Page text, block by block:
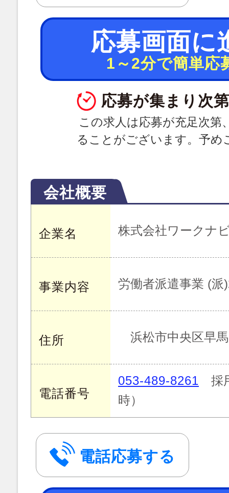
応募画面に
1～2分で簡単応
応募が集まり次
この求人は応募が充足次第
ることがございます。予め
会社概要
企業名 株式会社ワークナ
事業内容 労働者派遣事業 (派
住所 浜松市中央区早
電話番号
053-489-8261 採
時）
電話応募する